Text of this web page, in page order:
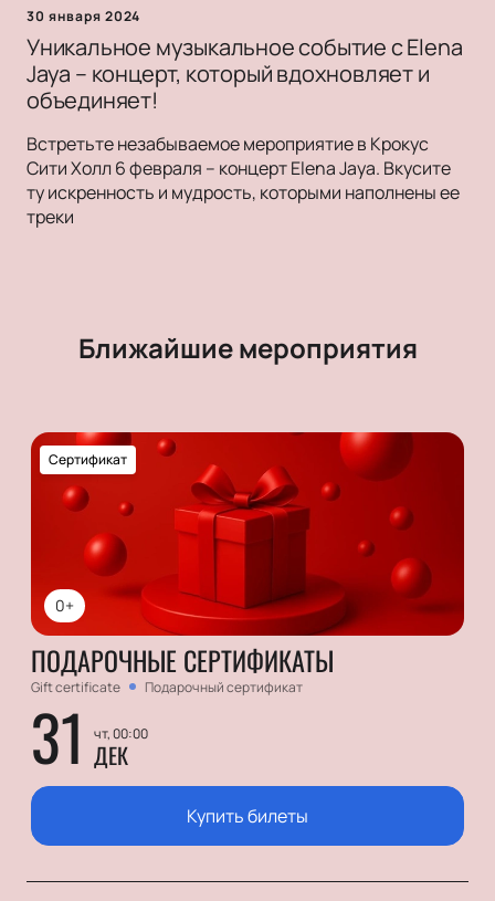
30 января 2024
Уникальное музыкальное событие с Elena
Jaya – концерт, который вдохновляет и
объединяет!
Встретьте незабываемое мероприятие в Крокус
Сити Холл 6 февраля – концерт Elena Jaya. Вкусите
ту искренность и мудрость, которыми наполнены ее
треки
Ближайшие мероприятия
0+
Сертификат
ПОДАРОЧНЫЕ СЕРТИФИКАТЫ
Gift certificate Подарочный сертификат
31 чт, 00:00
ДЕК
Купить билеты